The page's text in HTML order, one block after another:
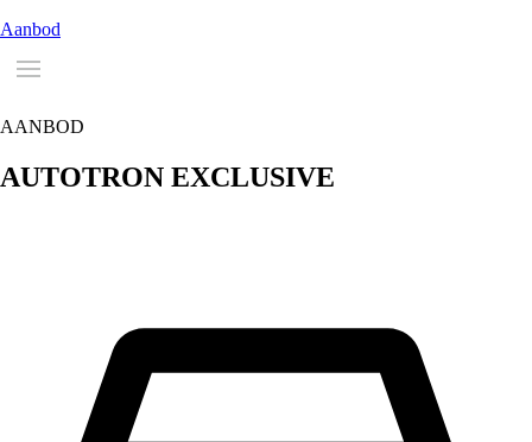
Aanbod
AANBOD
AUTOTRON EXCLUSIVE